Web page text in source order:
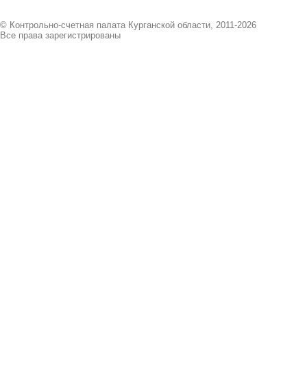
© Контрольно-счетная палата Курганской области, 2011-2026
Все права зарегистрированы